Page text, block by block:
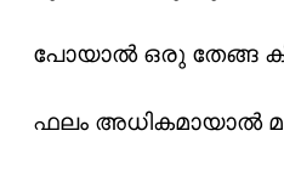
പോയാൽ ഒരു തേങ്ങ
ഫലം അധികമായാൽ